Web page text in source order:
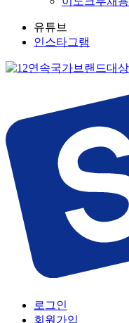
유튜브
인스타그램
로그인
회원가입